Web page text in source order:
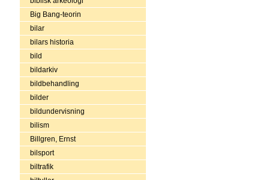
Big Bang-teorin
bilar
bilars historia
bild
bildarkiv
bildbehandling
bilder
bildundervisning
bilism
Billgren, Ernst
bilsport
biltrafik